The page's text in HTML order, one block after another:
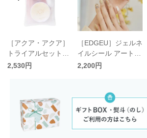
［アクア・アクア］
トライアルセットD
／AQUA AQUA
2,530円
［EDGEU］ジェルネ
イルシール アート
〈4種〉／エッジユ
2,200円